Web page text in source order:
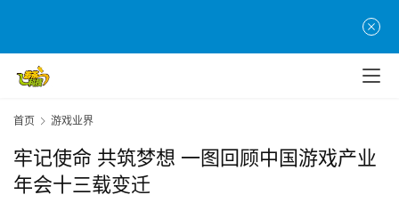
茶
创
游
首页 游戏业界
牢记使命 共筑梦想 一图回顾中国游戏产业
年会十三载变迁